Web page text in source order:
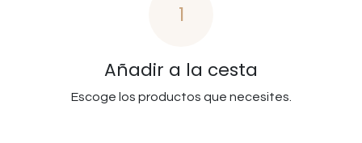
1
Añadir a la cesta
Escoge los productos que necesites.